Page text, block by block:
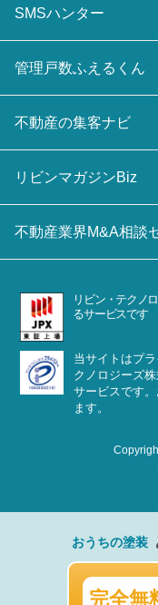
SMSハンター
管理戸数ふえるくん
不動産の集客ナビ
リビンマガジンBiz
不動産業界M&A相談
リビン・テクノ
るサービスで
当サイトはプ
クノロジーズ
サービスです
ます。
おうちの塗装
完全無